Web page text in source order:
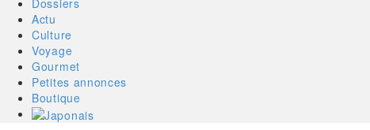
Actu
Culture
Voyage
Gourmet
Petites annonces
Boutique